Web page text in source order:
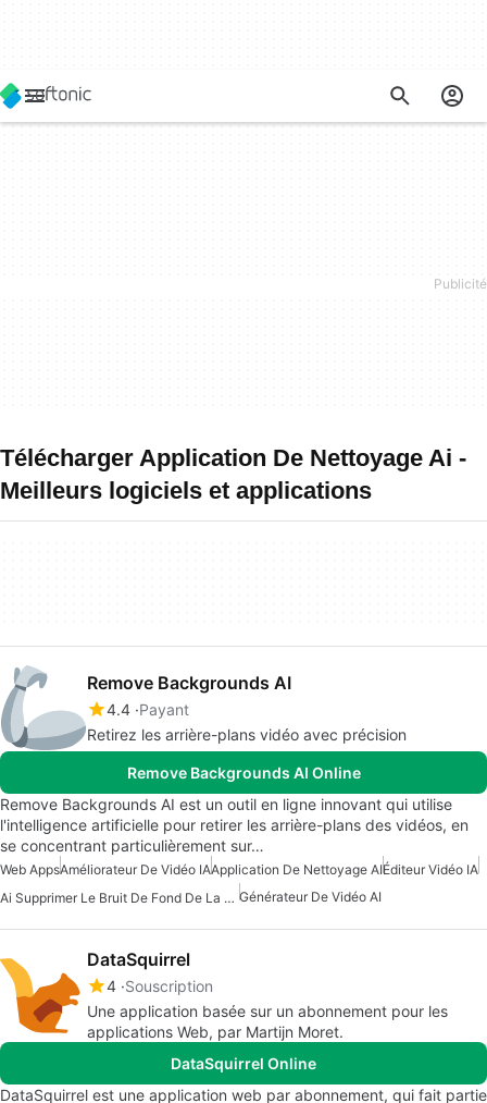
Télécharger Application De Nettoyage Ai -
Meilleurs logiciels et applications
Remove Backgrounds AI
4.4 Payant
Retirez les arrière-plans vidéo avec précision
Remove Backgrounds AI Online
Remove Backgrounds AI est un outil en ligne innovant qui utilise
l'intelligence artificielle pour retirer les arrière-plans des vidéos, en
se concentrant particulièrement sur…
Web AppsAméliorateur De Vidéo IAApplication De Nettoyage AIÉditeur Vidéo IA
Ai Supprimer Le Bruit De Fond De La Chanson Générateur De Vidéo AI
DataSquirrel
4 Souscription
Une application basée sur un abonnement pour les
applications Web, par Martijn Moret.
DataSquirrel Online
DataSquirrel est une application web par abonnement, qui fait partie